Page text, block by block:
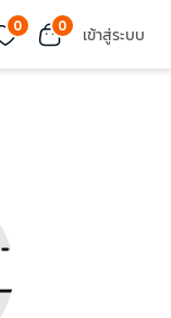
0 0 เข้าสู่ระบบ